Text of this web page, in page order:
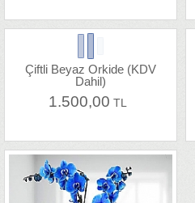
Çiftli Beyaz Orkide (KDV
Dahil)
1.500,00 TL